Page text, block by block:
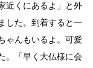
近くにあるよ」と外
した。到着すると一
ゃんもいるよ。可愛
。「早く大仏様に会